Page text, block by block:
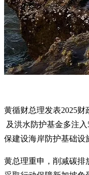
黄循财总理发表2025
及洪水防护基金多注
保建设海岸防护基础设
黄总理重申，削减碳排